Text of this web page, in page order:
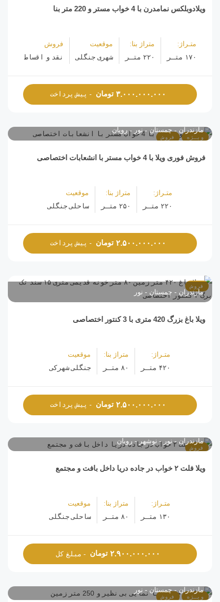
ویلادوبلکس نمامدرن با 4 خواب مستر و 220 متر بنا
متـراژ:
۱۷۰ متـر
متراژ بنا:
۲۲۰ متـر
موقعیت
شهری جنگلی
فروش
نقد و اقساط
۳.۰۰۰.۰۰۰.۰۰۰ تومان - پیش پرداخت
ویـژه فروش
مازندران چمستان نور رویان
فروش فوری ویلا با 4 خواب مستر با انشعابات اختصاصی
متـراژ:
۲۲۰ متـر
متراژ بنا:
۲۵۰ متـر
موقعیت
ساحلی جنگلی
۲.۵۰۰.۰۰۰.۰۰۰ تومان - پیش پرداخت
فروش
مازندران چمستان نور
ویلا باغ بزرگ 420 متری با 3 کنتور اختصاصی
متـراژ:
۴۲۰ متـر
متراژ بنا:
۸۰ متـر
موقعیت
جنگلی شهرکی
۲.۵۰۰.۰۰۰.۰۰۰ تومان - پیش پرداخت
فروش
مازندران نور نوشهر رویان
ویلا فلت ۲ خواب در جاده دریا داخل بافت و مجتمع
متـراژ:
۱۳۰ متـر
متراژ بنا:
۸۰ متـر
موقعیت
ساحلی جنگلی
۲.۹۰۰.۰۰۰.۰۰۰ تومان - مبلغ کل
ویـژه فروش
مازندران چمستان نور